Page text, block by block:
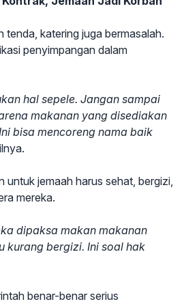
tenda, katering juga bermasalah.
penyimpangan dalam
hal sepele. Jangan sampai
makanan yang disediakan
bisa mencoreng nama baik
untuk jemaah harus sehat, bergizi,
mereka.
dipaksa makan makanan
kurang bergizi. Ini soal hak
benar-benar serius